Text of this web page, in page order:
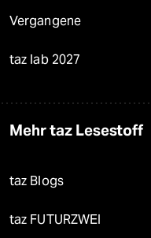
Vergangene
taz lab 2027
Mehr taz Lesestoff
taz Blogs
taz FUTURZWEI